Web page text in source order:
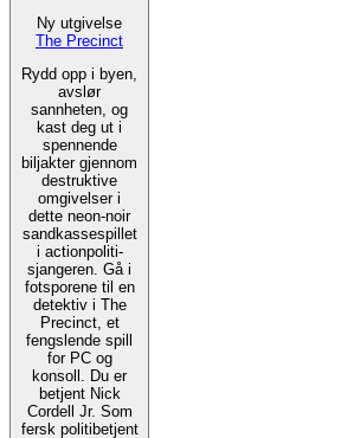
Ny utgivelse
The Precinct
Rydd opp i byen,
avslør
sannheten, og
kast deg ut i
spennende
biljakter gjennom
destruktive
omgivelser i
dette neon-noir
sandkassespillet
i actionpoliti-
sjangeren. Gå i
fotsporene til en
detektiv i The
Precinct, et
fengslende spill
for PC og
konsoll. Du er
betjent Nick
Cordell Jr. Som
fersk politibetjent